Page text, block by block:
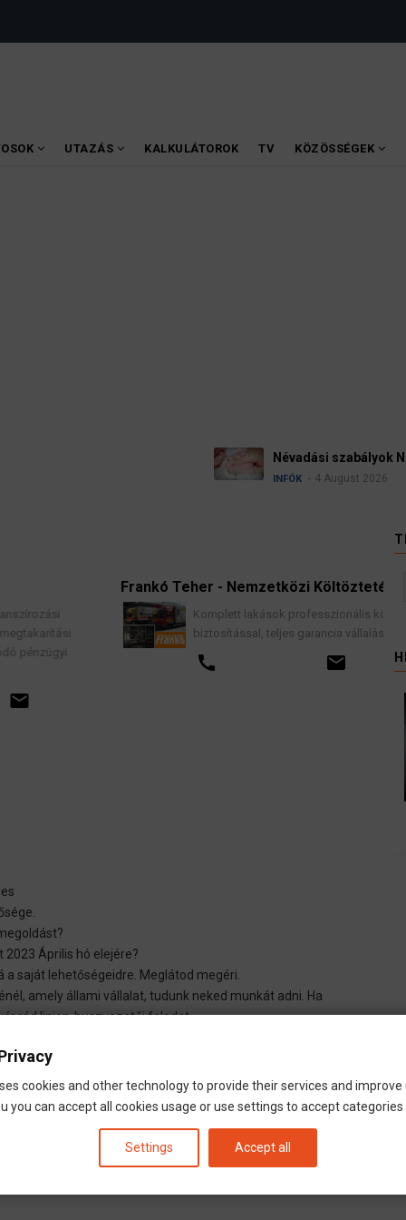
UTAZÁS KALKULÁTOROK TV KÖZÖSSÉGEK
Frankó Teher - Nemzetközi Költöztetés
Komplett lakások professzionális költöztetése
biztosítással, teljes garancia vállalással.
2023 Április hó elejére?
saját lehetőségeidre. Meglátod megéri.
amely állami vállalat, tudunk neked munkát adni. Ha
rád linien-buszvezetői feladat.
- FahrerTeam - Deutschland - Német nem
cookies and other technology to provide their services and improve
you can accept all cookies usage or use settings to accept categories
Settings Accept all